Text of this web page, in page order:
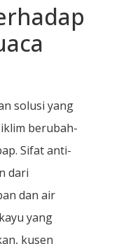
solusi yang
berubah-
Sifat anti-
dari
dan air
yang
kusen